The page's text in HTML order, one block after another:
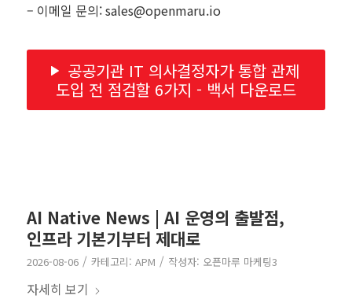
– 이메일 문의: sales@openmaru.io
공공기관 IT 의사결정자가 통합 관제
도입 전 점검할 6가지 - 백서 다운로드
AI Native News | AI 운영의 출발점,
인프라 기본기부터 제대로
2026-08-06 / 카테고리: APM / 작성자: 오픈마루 마케팅3
자세히 보기